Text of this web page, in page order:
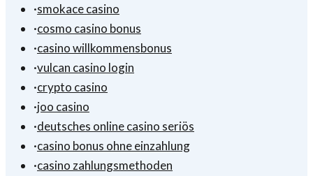
·smokace casino
·cosmo casino bonus
·casino willkommensbonus
·vulcan casino login
·crypto casino
·joo casino
·deutsches online casino seriös
·casino bonus ohne einzahlung
·casino zahlungsmethoden